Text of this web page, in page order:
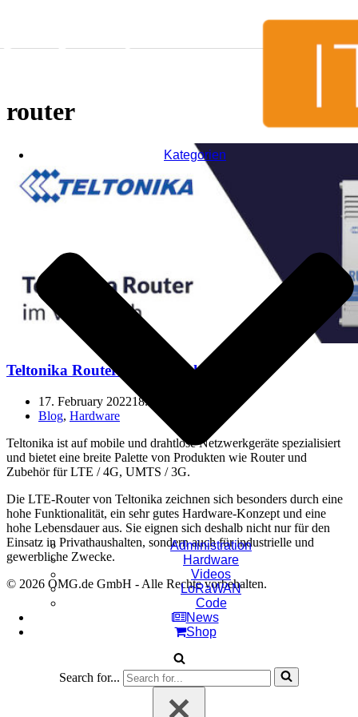
Kategorien
Administration
Hardware
Videos
LoRaWAN
Code
News
Shop
Search for...
router
Teltonika Router im Vergleich
17. February 202218. February 2022
Blog, Hardware
Teltonika ist auf mobile und drahtlose Netzwerkgeräte spezialisiert
und bietet eine breite Palette von Produkten wie Router und
Zubehör für LTE / 4G, UMTS / 3G.
Die LTE-Router von Teltonika zeichnen sich besonders durch eine
hohe Funktionalität, ein sehr gutes Hardware-Konzept und eine
hohe Lebensdauer aus. Sie eignen sich deshalb nicht nur für den
Einsatz in Privathaushalten, sondern auch für industrielle und
gewerbliche Zwecke.
© 2026 OMG.de GmbH - Alle Rechte vorbehalten.